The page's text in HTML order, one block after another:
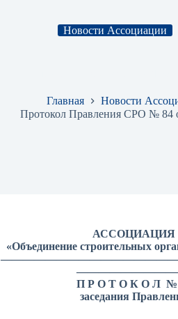
Новости Ассоциации
Главная
Новости
Протокол Правления СРО № 84
АССОЦИАЦИЯ
«Объединение строительных
П Р О Т О К О Л №
заседания